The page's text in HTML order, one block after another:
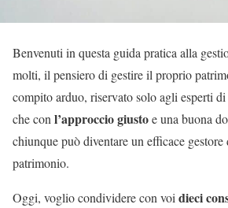
Benvenuti in questa guida pratica alla
molti, il pensiero di gestire il proprio
compito arduo, riservato solo agli esperti
che con l’approccio giustoe una buona
chiunque può diventare un efficace
patrimonio.
Oggi, voglio condividere con voi dieci